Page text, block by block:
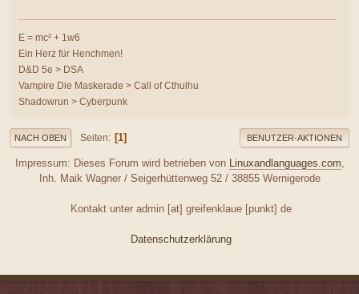
E = mc² + 1w6
Ein Herz für Henchmen!
D&D 5e > DSA
Vampire Die Maskerade > Call of Cthulhu
Shadowrun > Cyberpunk
NACH OBEN Seiten 1 BENUTZER-AKTIONEN
Impressum: Dieses Forum wird betrieben von Linuxandlanguages.com,
Inh. Maik Wagner / Seigerhüttenweg 52 / 38855 Wernigerode
Kontakt unter admin [at] greifenklaue [punkt] de
Datenschutzerklärung